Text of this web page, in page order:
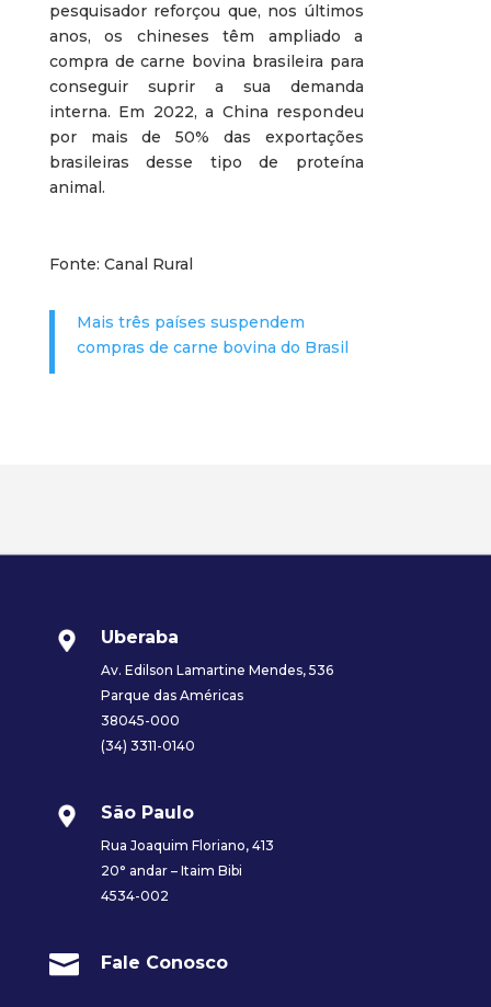
pesquisador reforçou que, nos últimos
anos, os chineses têm ampliado a
compra de carne bovina brasileira para
conseguir suprir a sua demanda
interna. Em 2022, a China respondeu
por mais de 50% das exportações
brasileiras desse tipo de proteína
animal.
Fonte: Canal Rural
Mais três países suspendem
compras de carne bovina do Brasil
Uberaba
Av. Edilson Lamartine Mendes, 536
Parque das Américas
38045-000
(34) 3311-0140
São Paulo
Rua Joaquim Floriano, 413
20° andar – Itaim Bibi
4534-002
 Fale Conosco